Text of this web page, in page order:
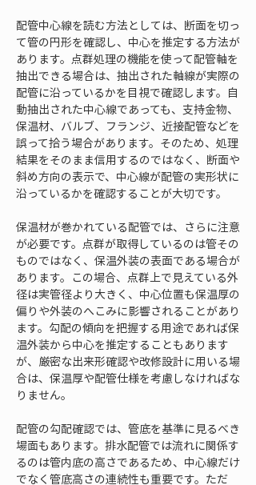
配管中心線を読む方法としては、断面を切っ
て管の円形を確認し、中心を推定する方法が
あります。点群処理の機能を使って配管軸を
抽出できる場合は、抽出された軸線が実際の
配管に沿っているかを目視で確認します。自
動抽出された中心線であっても、支持金物、
保温材、バルブ、フランジ、近接配管などを
誤って拾う場合があります。そのため、処理
結果をそのまま信用するのではなく、断面や
斜め方向の表示で、中心線が配管の実形状に
沿っているかを確認することが大切です。
保温材が巻かれている配管では、さらに注意
が必要です。点群が取得しているのは管その
ものではなく、保温外装の表面である場合が
あります。この場合、点群上で見えている外
径は実管径より大きく、中心位置も保温厚の
偏りや外装のへこみに影響されることがあり
ます。勾配の傾向を把握する用途であれば保
温外装から中心を推定することもあります
が、厳密な出来形確認や改修設計に用いる場
合は、保温厚や配管仕様を考慮しなければな
りません。
配管の勾配確認では、管底を基準に見るべき
場面もあります。排水配管では流れに関係す
るのは管内底の高さであるため、中心線だけ
でなく管底高さの連続性も重要です。ただ